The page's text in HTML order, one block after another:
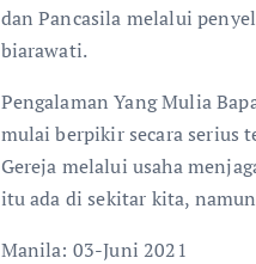
dan Pancasila melalui
biarawati.
Pengalaman Yang Mulia
mulai berpikir secara serius
Gereja melalui usaha
itu ada di sekitar kita,
Manila: 03-Juni 2021